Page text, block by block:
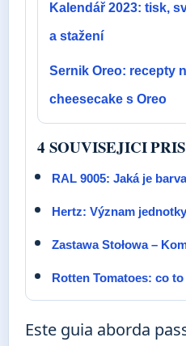
Kalendář 2023: tisk,
a stažení
Sernik Oreo: recepty
cheesecake s Oreo
4 SOUVISEJICI
RAL 9005: Jaká je
Hertz: Význam
Zastawa Stołowa –
Rotten Tomatoes: co
Este guia aborda